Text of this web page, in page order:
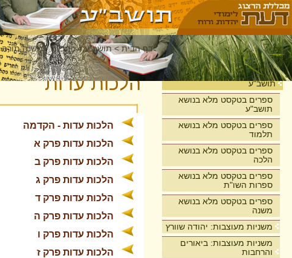
בית
תושב"ע
ספרים בטקסט מלא בנושא
תושב"ע
ספרים בטקסט מלא בנושא
תלמוד
ספרים בטקסט מלא בנושא
הלכה
ספרים בטקסט מלא בנושא
ספרות השו"ת
ספרים בטקסט מלא בנושא
משנה
משניות מעוצבות: יהודה שוורץ
משניות מעוצבות: ביאורים
והרחבות
דף הבית >תושב"ע >רמב"ם - משנה תורה
הלכות עדות
הלכות עדות - הקדמה
הלכות עדות פרק א
הלכות עדות פרק ב
הלכות עדות פרק ג
הלכות עדות פרק ד
הלכות עדות פרק ה
הלכות עדות פרק ו
הלכות עדות פרק ז